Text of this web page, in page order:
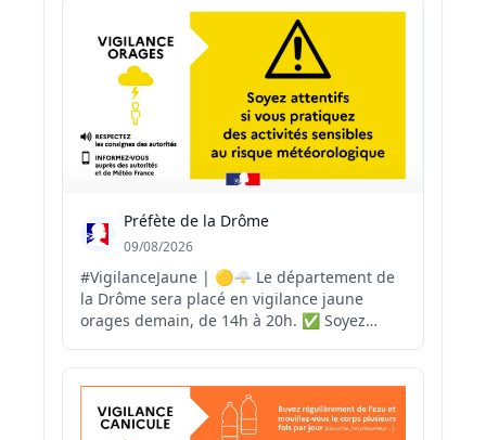
et atteignaient pour la première fois la
profondeur symbolique de 1 000 mètres. À
la croisée d...
Préfète de la Drôme
09/08/2026
#VigilanceJaune | 🟡🌩️ Le département de
la Drôme sera placé en vigilance jaune
orages demain, de 14h à 20h. ✅ Soyez
Évitez les activités de plein air pendant les
épisodes orageux. ✅ Mettez à l'abri les
objets sensibles au vent. ✅ Ne vous
abritez pas sous le...